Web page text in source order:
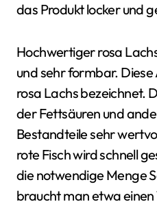
das Produkt locker und
Hochwertiger rosa
und sehr formbar. Diese
rosa Lachs bezeichnet.
der Fettsäuren und
Bestandteile sehr
rote Fisch wird schnell
die notwendige Menge
braucht man etwa einen